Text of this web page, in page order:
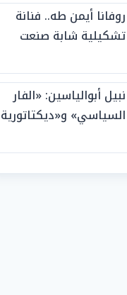
روفانا أيمن طه.. فنانة
تشكيلية شابة صنعت
الجوائز منذ الصغر
نبيل أبوالياسين: «الفار
السياسي» و«ديكتاتورية
الفيفا».. وإقالة